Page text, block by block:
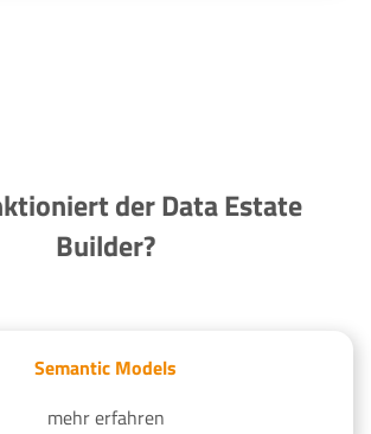
der Data Estate
Builder?
Semantic Models
mehr erfahren